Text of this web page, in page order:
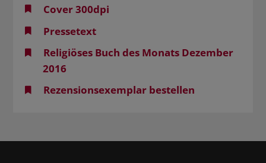
Cover 300dpi
Pressetext
Religiöses Buch des Monats Dezember
2016
Rezensionsexemplar bestellen